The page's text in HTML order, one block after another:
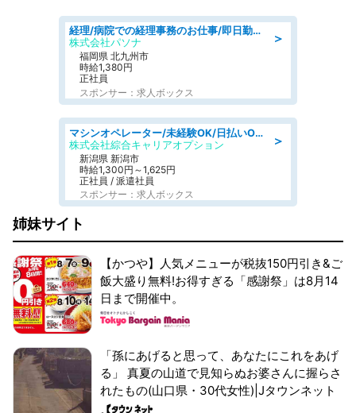
＞
経理/病院での経理事務のお仕事/即日勤務可/車通勤可/経理/一般事務
株式会社パソナ
福岡県 北九州市
時給1,380円
正社員
スポンサー：求人ボックス
＞
マシンオペレーター/未経験OK/日払いOK/寮費無料/交替制/20・30・40代活躍中
株式会社綜合キャリアオプション
新潟県 新潟市
時給1,300円～1,625円
正社員 / 派遣社員
スポンサー：求人ボックス
姉妹サイト
【かつや】人気メニューが税抜150円引き&ご
飯大盛り無料!お得すぎる「感謝祭」は8月14
日まで開催中。
「孫にあげると思って、あなたにこれをあげ
る」 真夏の山道で見知らぬお婆さんに握らさ
れたもの(山口県・30代女性)|Jタウンネット